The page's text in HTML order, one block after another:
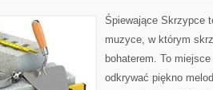
Śpiewające Skrzypce
muzyce, w którym
bohaterem. To
odkrywać piękno